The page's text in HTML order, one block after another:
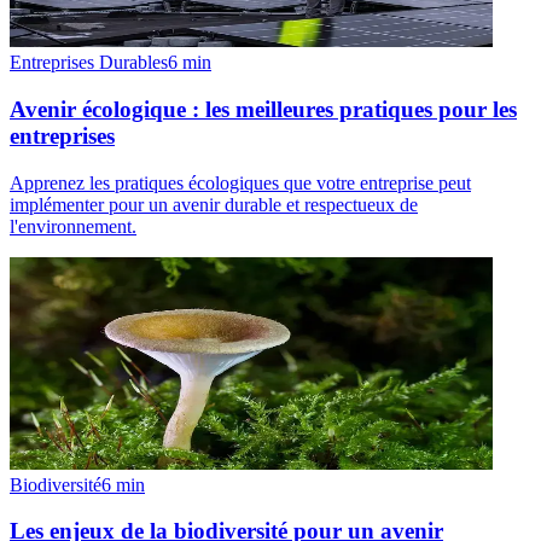
Entreprises Durables6 min
Avenir écologique : les meilleures pratiques pour les
entreprises
Apprenez les pratiques écologiques que votre entreprise peut
implémenter pour un avenir durable et respectueux de
l'environnement.
Biodiversité6 min
Les enjeux de la biodiversité pour un avenir